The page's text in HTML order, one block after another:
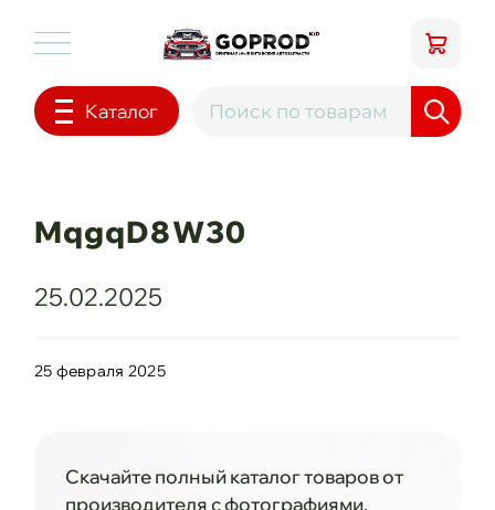
Каталог
MqgqD8W30
25.02.2025
25 февраля 2025
Скачайте полный каталог товаров от
производителя с фотографиями,